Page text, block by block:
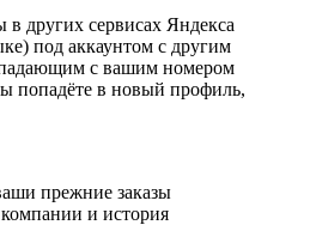
других сервисах Яндекса
под аккаунтом с другим
с вашим номером
попадёте в новый профиль,
прежние заказы
и история